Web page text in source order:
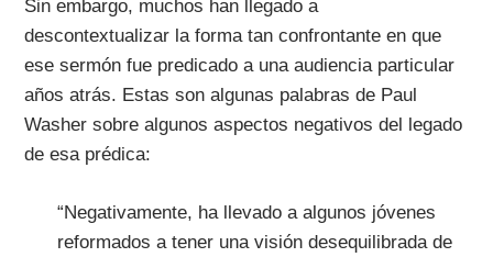
Sin embargo, muchos han llegado a
descontextualizar la forma tan confrontante en que
ese sermón fue predicado a una audiencia particular
años atrás. Estas son algunas palabras de Paul
Washer sobre algunos aspectos negativos del legado
de esa prédica:
“Negativamente, ha llevado a algunos jóvenes
reformados a tener una visión desequilibrada de